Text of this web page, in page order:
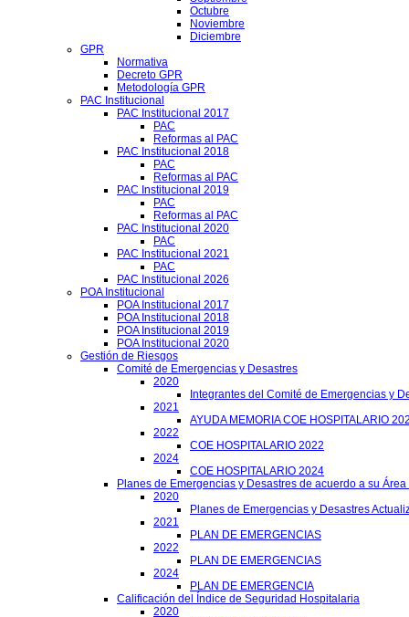
Octubre
Noviembre
Diciembre
GPR
Normativa
Decreto GPR
Metodología GPR
PAC Institucional
PAC Institucional 2017
PAC
Reformas al PAC
PAC Institucional 2018
PAC
Reformas al PAC
PAC Institucional 2019
PAC
Reformas al PAC
PAC Institucional 2020
PAC
PAC Institucional 2021
PAC
PAC Institucional 2026
POA Institucional
POA Institucional 2017
POA Institucional 2018
POA Institucional 2019
POA Institucional 2020
Gestión de Riesgos
Comité de Emergencias y Desastres
2020
Integrantes del Comité de Emergencias y
2021
AYUDA MEMORIA COE HOSPITALARIO
2022
COE HOSPITALARIO 2022
2024
COE HOSPITALARIO 2024
Planes de Emergencias y Desastres de acuerdo a su
2020
Planes de Emergencias y Desastres
2021
PLAN DE EMERGENCIAS
2022
PLAN DE EMERGENCIAS
2024
PLAN DE EMERGENCIA
Calificación del Índice de Seguridad Hospitalaria
2020